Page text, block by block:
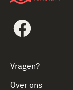
Volg
Vragen?
Over ons